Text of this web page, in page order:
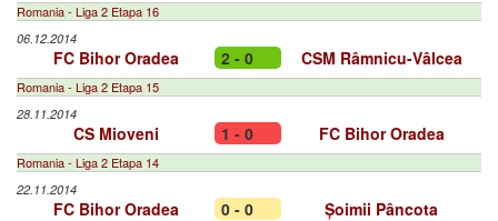
Romania - Liga 2 Etapa 16
06.12.2014
FC Bihor Oradea 2 - 0 CSM Râmnicu-Vâlcea
Romania - Liga 2 Etapa 15
28.11.2014
CS Mioveni 1 - 0 FC Bihor Oradea
Romania - Liga 2 Etapa 14
22.11.2014
FC Bihor Oradea 0 - 0 Șoimii Pâncota